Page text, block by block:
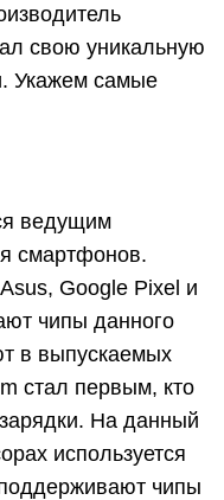
свою уникальную
Укажем самые
ведущим
смартфонов.
Google Pixel и
чипы данного
в выпускаемых
стал первым, кто
На данный
используется
чипы